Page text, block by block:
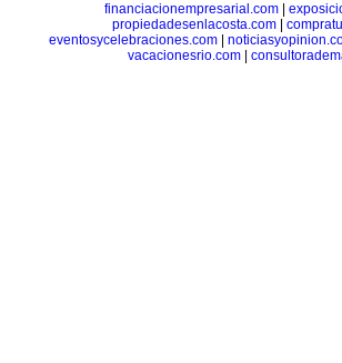
financiacionempresarial.com
propiedadesenlacosta.com
eventosycelebraciones.com|
vacacionesrio.com